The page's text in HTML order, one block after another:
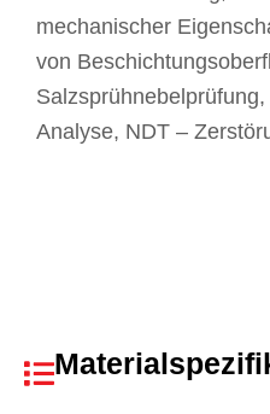
mechanischer
von
Analyse, NDT –